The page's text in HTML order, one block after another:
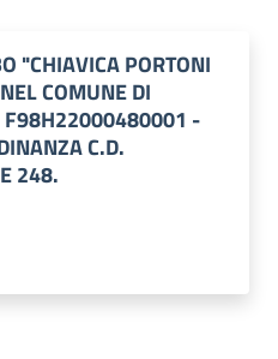
"CHIAVICA PORTONI
COMUNE DI
F98H22000480001 -
C.D.
248.